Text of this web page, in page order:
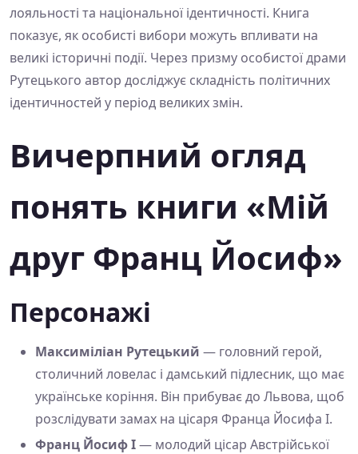
лояльності та національної ідентичності. Книга
показує, як особисті вибори можуть впливати на
великі історичні події. Через призму особистої драми
Рутецького автор досліджує складність політичних
ідентичностей у період великих змін.
Вичерпний огляд
понять книги «Мій
друг Франц Йосиф»
Персонажі
Максиміліан Рутецький — головний герой,
столичний ловелас і дамський підлесник, що має
українське коріння. Він прибуває до Львова, щоб
розслідувати замах на цісаря Франца Йосифа І.
Франц Йосиф І— молодий цісар Австрійської